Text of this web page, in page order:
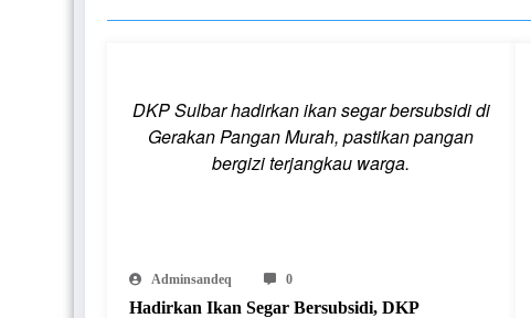
DKP Sulbar hadirkan ikan segar bersubsidi di
Gerakan Pangan Murah, pastikan pangan
bergizi terjangkau warga.
Adminsandeq 0
Hadirkan Ikan Segar Bersubsidi, DKP